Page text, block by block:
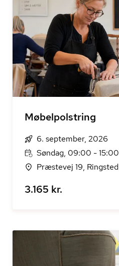
Møbelpolstring
6. september, 2026
Søndag, 09:00 - 15:00
Præstevej 19, Ringsted
3.165 kr.